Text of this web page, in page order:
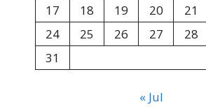
17
18 19 20 21
24
25 26 27 28
31
« Jul